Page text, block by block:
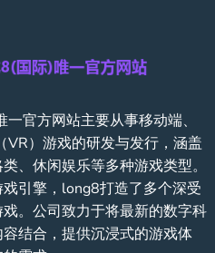
官方网站主要从事移动端、
VR）游戏的研发与发行，涵盖
、休闲娱乐等多种游戏类型。
引擎，long8打造了多个深受
。公司致力于将最新的数字科
结合，提供沉浸式的游戏体